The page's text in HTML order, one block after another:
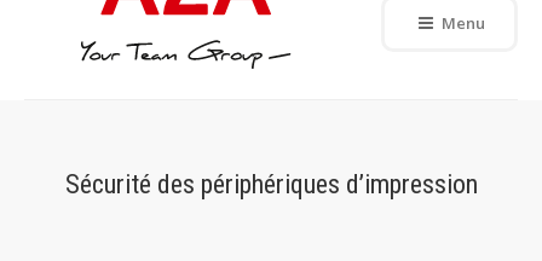
Menu
Sécurité des périphériques d’impression